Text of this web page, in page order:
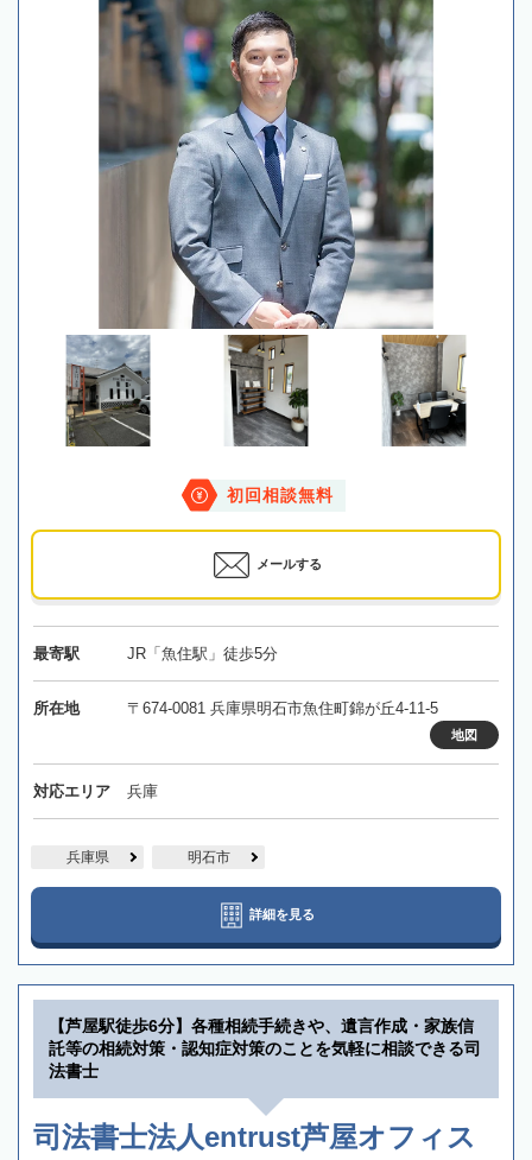
初回相談無料
メールする
最寄駅 JR「魚住駅」徒歩5分
所在地 〒674-0081 兵庫県明石市魚住町錦が丘4-11-5
地図
対応エリア 兵庫
兵庫県 明石市
詳細を見る
【芦屋駅徒歩6分】各種相続手続きや、遺言作成・家族信
託等の相続対策・認知症対策のことを気軽に相談できる司
法書士
司法書士法人entrust芦屋オフィス